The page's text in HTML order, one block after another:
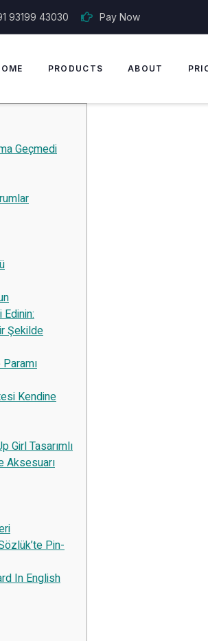
93199 43030 Pay Now
PRODUCTS ABOUT
Geçmedi
Şekilde
Kendine
Girl Tasarımlı
Aksesuarı
Pin-
In English